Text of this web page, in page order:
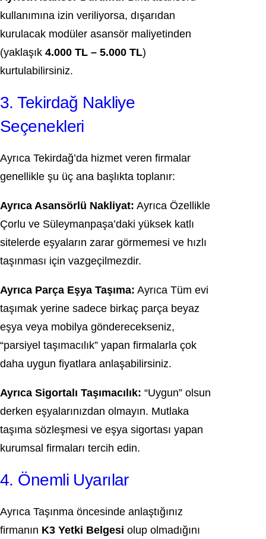
kullanımına izin veriliyorsa, dışarıdan
kurulacak modüler asansör maliyetinden
(yaklaşık 4.000 TL – 5.000 TL)
kurtulabilirsiniz.
3. Tekirdağ Nakliye
Seçenekleri
Ayrıca Tekirdağ’da hizmet veren firmalar
genellikle şu üç ana başlıkta toplanır:
Ayrıca Asansörlü Nakliyat: Ayrıca Özellikle
Çorlu ve Süleymanpaşa’daki yüksek katlı
sitelerde eşyaların zarar görmemesi ve hızlı
taşınması için vazgeçilmezdir.
Ayrıca Parça Eşya Taşıma: Ayrıca Tüm evi
taşımak yerine sadece birkaç parça beyaz
eşya veya mobilya gönderecekseniz,
“parsiyel taşımacılık” yapan firmalarla çok
daha uygun fiyatlara anlaşabilirsiniz.
Ayrıca Sigortalı Taşımacılık: “Uygun” olsun
derken eşyalarınızdan olmayın. Mutlaka
taşıma sözleşmesi ve eşya sigortası yapan
kurumsal firmaları tercih edin.
4. Önemli Uyarılar
Ayrıca Taşınma öncesinde anlaştığınız
firmanın K3 Yetki Belgesi olup olmadığını